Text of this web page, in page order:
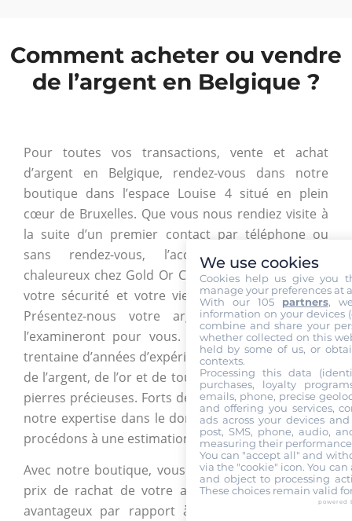
Comment acheter ou vendre
de l’argent en Belgique ?
Pour toutes vos transactions, vente et achat
d’argent en Belgique, rendez-vous dans notre
boutique dans l’espace Louise 4 situé en plein
cœur de Bruxelles. Que vous nous rendiez visite à
la suite d’un premier contact par téléphone ou
sans rendez-vous, l’accueil reste toujours
chaleureux chez Gold Or Cash. Une fois sur place,
votre sécurité et votre vie privée sont assurées.
Présentez-nous votre argent et nos experts
l’examineront pour vous. Nous disposons d’une
trentaine d’années d’expérience dans le traitement
de l’argent, de l’or et de tout type de métaux et de
pierres précieuses. Forts de cette expérience et de
notre expertise dans le domaine de l’argent, nous
procédons à une estimation de votre objet.
Avec notre boutique, vous pouvez bénéficier d’un
prix de rachat de votre argent en Belgique très
avantageux par rapport à ceux du marché. Le
We use cookies
Cookies help us give you
manage your preferences at
With our 105 partners,
information on your devices
combine and share your
whether collected on this
held by some of us, or
contexts.
Processing this data
purchases, loyalty
emails, phone, precise
and offering you services,
ads across your devices
post, SMS, phone, audio,
measuring their
You can "accept all" and
via the "cookie" icon. You
and object to processing
These choices remain valid
powered